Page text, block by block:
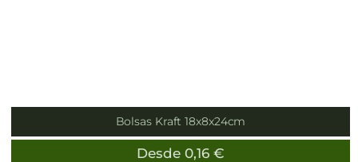
Bolsas Kraft 18x8x24cm
Desde 0,16 €